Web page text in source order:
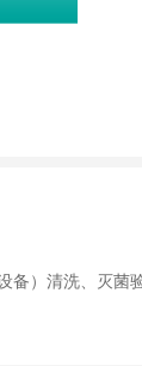
备）清洗、灭菌